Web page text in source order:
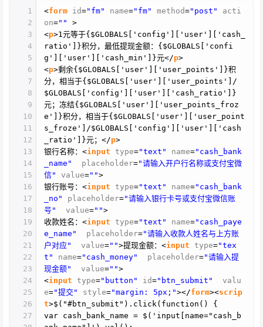
1
2
3
4
5
6
7
8
9
10
11
12
13
14
15
16
17
18
19
20
21
22
23
24
25
26
27
<form id="fm" name="fm" method="post"
acti
on=""
>
<p>1元等于{$GLOBALS['config']['user']['cash_
ratio']}积分，最低提现金额：{$GLOBALS['confi
g']['user']['cash_min']}元</p>
<p>剩余{$GLOBALS['user']['user_points']}积
分，相当于{$GLOBALS['user']['user_points']/
$GLOBALS['config']['user']['cash_ratio']}
元；冻结{$GLOBALS['user']['user_points_froz
e']}积分，相当于{$GLOBALS['user']['user_point
s_froze']/$GLOBALS['config']['user']['cash
_ratio']}元；</p>
银行名称：<input type="text" name="cash_bank
_name"
placeholder="请输入开户行名称或支付宝微
信"
value="">
银行账号：<input type="text" name="cash_bank
_no"
placeholder="请输入银行卡号或支付宝微信账
号"
value="">
收款姓名：<input type="text" name="cash_paye
e_name"
placeholder="请输入收款人姓名与上方账
户对应"
value="">提现金额：<input type="tex
t"
name="cash_money" placeholder="请输入提
现金额"
value="">
<input type="button" id="btn_submit"
valu
e="提交" style="margin: 5px;"></form><scrip
t>$("#btn_submit").click(function() {
var cash_bank_name = $('input[name="cash_b